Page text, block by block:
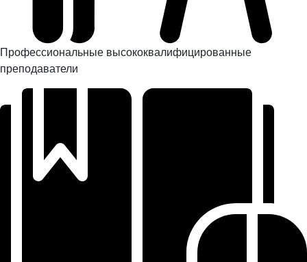
Профессиональные высококвалифицированные
преподаватели